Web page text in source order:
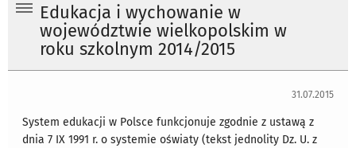
Edukacja i wychowanie w
województwie wielkopolskim w
roku szkolnym 2014/2015
31.07.2015
System edukacji w Polsce funkcjonuje zgodnie z ustawą z
dnia 7 IX 1991 r. o systemie oświaty (tekst jednolity Dz. U. z